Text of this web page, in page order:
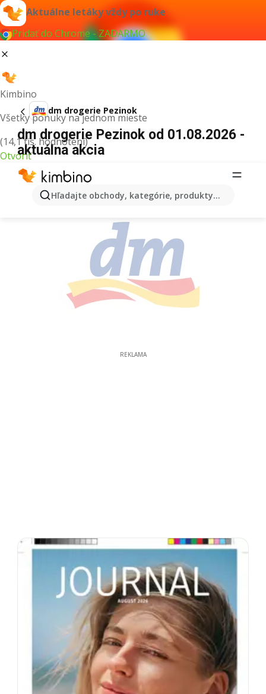
Aktuálne letáky vždy po ruke
Pridať do Chrome - ZADARMO
Kimbino
Všetky ponuky na jednom mieste
(14,1 tis. hodnotení)
Otvoriť
Hľadajte obchody, kategórie, produkty...
dm drogerie Pezinok
dm drogerie Pezinok od 01.08.2026 -
aktuálna akcia
REKLAMA